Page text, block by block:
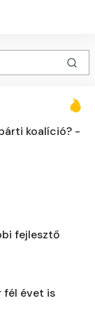
koalíció? -
fejlesztő
fél évet is